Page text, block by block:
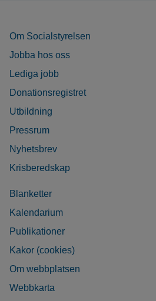
Om Socialstyrelsen
Jobba hos oss
Lediga jobb
Donationsregistret
Utbildning
Pressrum
Nyhetsbrev
Krisberedskap
Blanketter
Kalendarium
Publikationer
Kakor (cookies)
Om webbplatsen
Webbkarta